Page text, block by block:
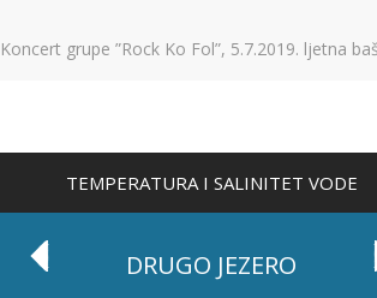
Koncert grupe ”Rock Ko Fol”, 5.7.2019. ljetna
TEMPERATURA I SALINITET VODE
DRUGO JEZERO